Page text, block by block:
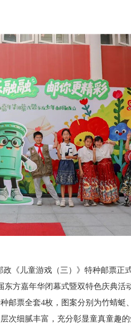
《儿童游戏（三）》特种邮票
方嘉年华闭幕式暨双特色庆典
邮票全套4枚，图案分别为竹蜻
次细腻丰富，充分彰显童真童趣